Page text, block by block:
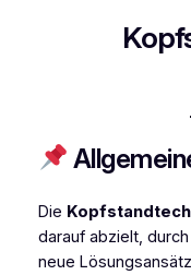
Die
darauf abzielt,
neue